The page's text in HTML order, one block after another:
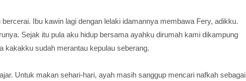
Ibu kawin lagi dengan lelaki idamannya membawa Fery, adikku.
Sejak itu pula aku hidup bersama ayahku dirumah kami dikampung
kakakku sudah merantau kepulau seberang.
Untuk makan sehari-hari, ayah masih sanggup mencari nafkah sebagai